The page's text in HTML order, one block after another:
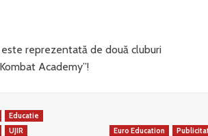
reprezentată de două cluburi
Academy”!
Educatie
UJIR Euro Education